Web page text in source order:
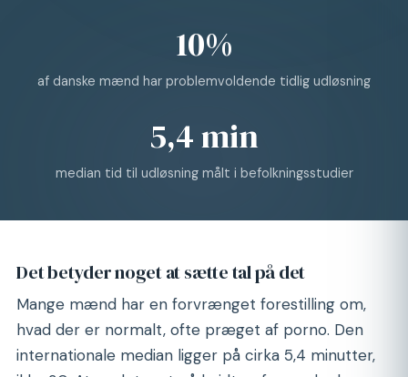
10%
af danske mænd har problemvoldende tidlig udløsning
5,4 min
median tid til udløsning målt i befolkningsstudier
Det betyder noget at sætte tal på det
Mange mænd har en forvrænget forestilling om,
hvad der er normalt, ofte præget af porno. Den
internationale median ligger på cirka 5,4 minutter,